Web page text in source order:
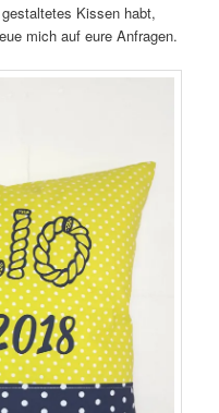
Kissen habt,
mich auf eure Anfragen.